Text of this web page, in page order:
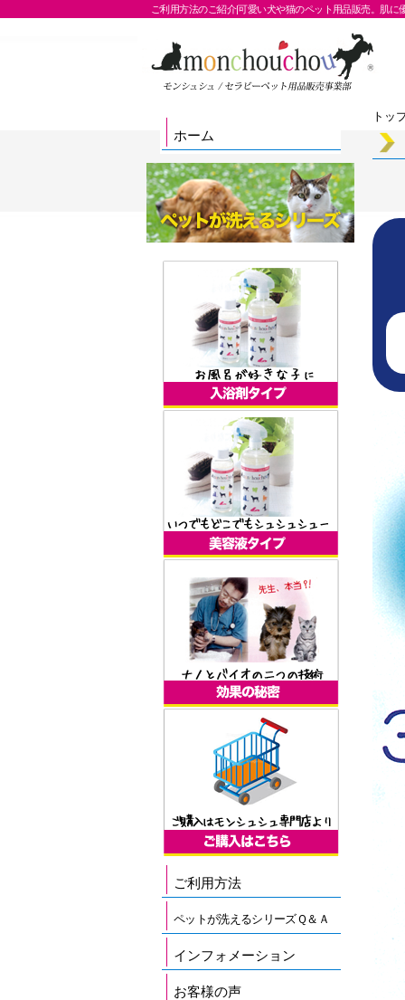
ご利用方法のご紹介|可愛い犬や猫のペット用品販売。肌に
トッ
ホーム
ご利用方法
ペットが洗えるシリーズＱ＆Ａ
インフォメーション
お客様の声